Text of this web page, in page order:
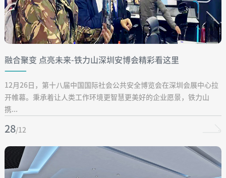
融合聚变 点亮未来-铁力山深圳安博会精彩看这里
12月26日，第十八届中国国际社会公共安全博览会在深圳会展中心拉
开帷幕。秉承着让人类工作环境更智慧更美好的企业愿景，铁力山
携...
28/12